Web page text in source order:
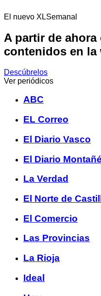
El nuevo XLSemanal
A partir de
contenidos en
Descúbrelos
Ver periódicos
ABC
EL Correo
El Diario Vasco
El Diario
La Verdad
El Norte de
El Comercio
Las Provincias
La Rioja
Ideal